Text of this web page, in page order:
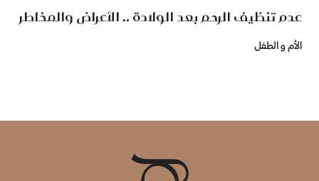
عدم تنظيف الرحم بعد الولادة .. الأعراض والمخاطر
الأم و الطفل